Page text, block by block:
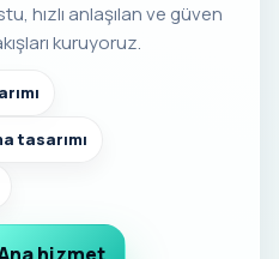
hızlı anlaşılan ve güven
kuruyoruz.
tasarımı